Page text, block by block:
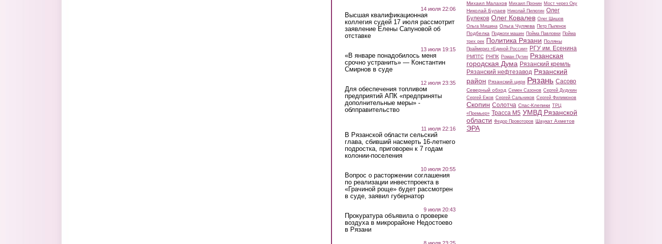
14 июля 22:06
Высшая квалификационная
коллегия судей 17 июля рассмотрит
заявление Елены Сапуновой об
отставке
13 июля 19:15
«В январе понадобилось меня
срочно устранить» — Константин
Смирнов в суде
12 июля 23:35
Для обеспечения топливом
предприятий АПК «предприняты
дополнительные меры» -
облправительство
11 июля 22:16
В Рязанской области сельский
глава, сбивший насмерть 16-летнего
подростка, приговорен к 7 годам
колонии-поселения
10 июля 20:55
Вопрос о расторжении соглашения
по реализации инвестпроекта в
«Грачиной роще» будет рассмотрен
в суде, заявил губернатор
9 июля 20:43
Прокуратура объявила о проверке
воздуха в микрорайоне Недостоево
в Рязани
Михаил Малахов Михаил Пронин Мост через Оку
Николай Булаев Николай Пилюгин Олег
Булеков Олег Ковалев Олег Шишов
Ольга Мишина Ольга Чуляева Петр Пыленок
Подбелка Поджоги машин Пойма Павловки Пойма
трех рек Политика Рязани Поляны
Праймериз «Единой России» РГУ им. Есенина
РМПТС РНПК Роман Путин Рязанская
городская Дума Рязанский кремль
Рязанский нефтезавод Рязанский
район Рязанский цирк Рязань Сасово
Северный обход Семен Сазонов Сергей Дудукин
Сергей Ежов Сергей Сальников Сергей Филимонов
Скопин Солотча Спас-Клепики ТРЦ
«Премьер» Трасса М5 УМВД Рязанской
области Федор Провоторов Шаукат Ахметов
ЭРА